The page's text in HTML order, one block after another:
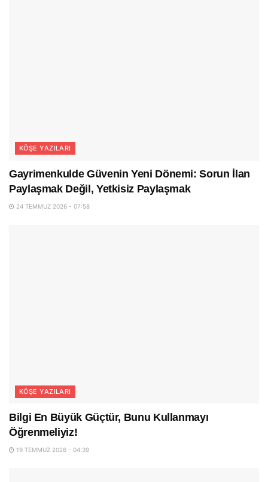
KÖŞE YAZILARI
Gayrimenkulde Güvenin Yeni Dönemi: Sorun İlan
Paylaşmak Değil, Yetkisiz Paylaşmak
24 TEMMUZ 2026 - 07:58
KÖŞE YAZILARI
Bilgi En Büyük Güçtür, Bunu Kullanmayı
Öğrenmeliyiz!
19 TEMMUZ 2026 - 04:39